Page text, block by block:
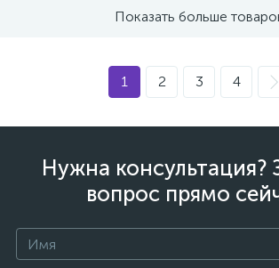
Показать больше
1 2 3 4
Нужна консультация?
вопрос прямо